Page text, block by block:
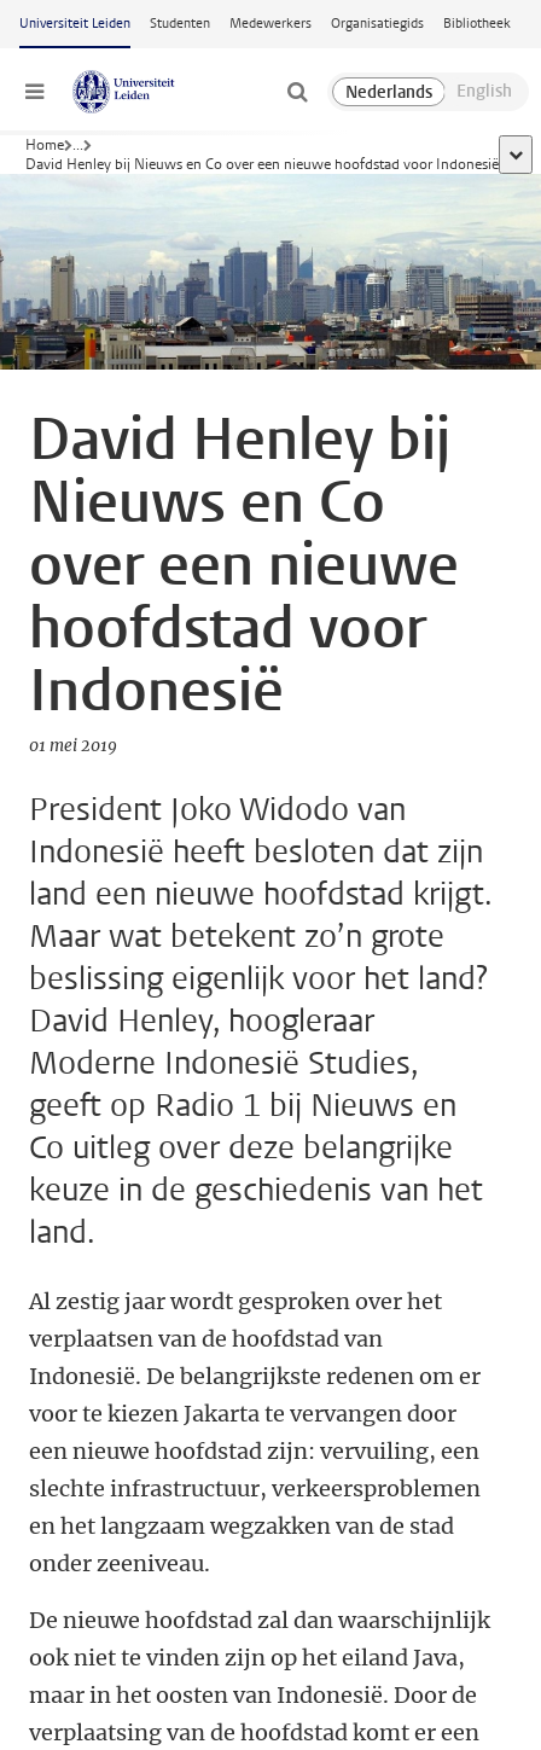
Ga naar hoofdinhoud
Universiteit Leiden Studenten Medewerkers Organisatiegids Bibliotheek
Menu
Home ...
David Henley bij Nieuws en Co over een nieuwe hoofdstad voor Indonesië
David Henley bij
Nieuws en Co
over een nieuwe
hoofdstad voor
Indonesië
01 mei 2019
President Joko Widodo van
Indonesië heeft besloten dat zijn
land een nieuwe hoofdstad krijgt.
Maar wat betekent zo’n grote
beslissing eigenlijk voor het land?
David Henley, hoogleraar
Moderne Indonesië Studies,
geeft op Radio 1 bij Nieuws en
Co uitleg over deze belangrijke
keuze in de geschiedenis van het
land.
Al zestig jaar wordt gesproken over het
verplaatsen van de hoofdstad van
Indonesië. De belangrijkste redenen om er
voor te kiezen Jakarta te vervangen door
een nieuwe hoofdstad zijn: vervuiling, een
slechte infrastructuur, verkeersproblemen
en het langzaam wegzakken van de stad
onder zeeniveau.
De nieuwe hoofdstad zal dan waarschijnlijk
ook niet te vinden zijn op het eiland Java,
maar in het oosten van Indonesië. Door de
verplaatsing van de hoofdstad komt er een